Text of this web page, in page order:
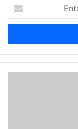
your
Email